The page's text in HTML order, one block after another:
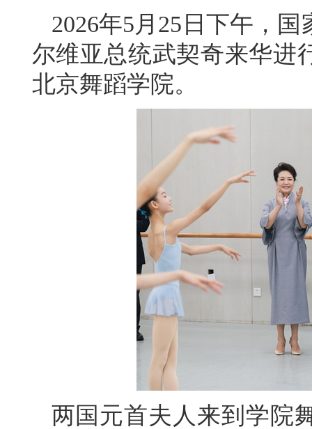
2026年5月25日下午，
尔维亚总统武契奇来华进
北京舞蹈学院。
两国元首夫人来到学院